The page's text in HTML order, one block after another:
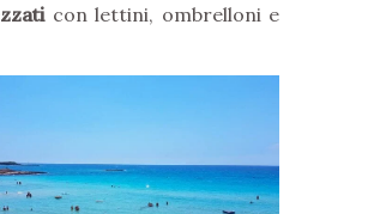
con lettini, ombrelloni e